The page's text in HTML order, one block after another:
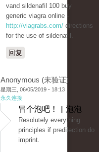
vand sildenafil 100 buy
generic viagra online -
http://viagrabs.com/ directions
for the use of sildenafil.
回复
Anonymous (未验证)
星期三, 06/05/2019 - 18:13
永久连接
冒个泡吧！ | 泡泡
Resolutely everything
principles if predilection do
imprint.